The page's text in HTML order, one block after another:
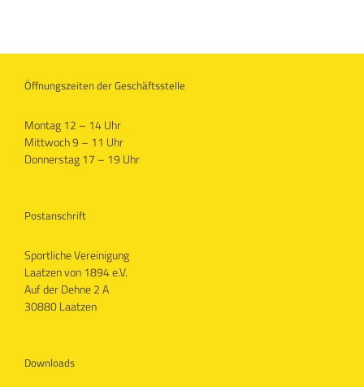
Öffnungszeiten der Geschäftsstelle
Montag 12 – 14 Uhr
Mittwoch 9 – 11 Uhr
Donnerstag 17 – 19 Uhr
Postanschrift
Sportliche Vereinigung
Laatzen von 1894 e.V.
Auf der Dehne 2 A
30880 Laatzen
Downloads